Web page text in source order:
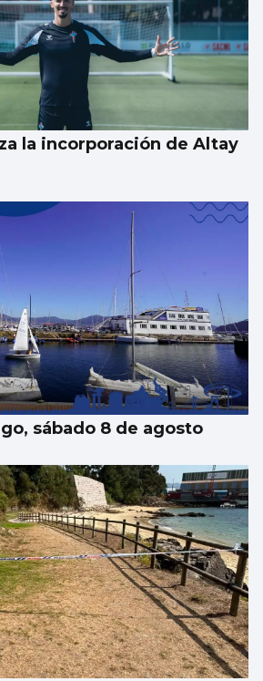
trabajan gratis
la incorporación de Altay
sábado 8 de agosto